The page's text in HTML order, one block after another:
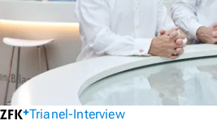
Trianel-Interview